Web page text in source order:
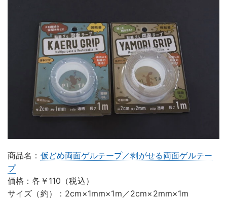
商品名： 仮どめ両面ゲルテープ／剥がせる両面ゲルテー
プ
価格：各￥110（税込）
サイズ（約）：2cm×1mm×1m／2cm×2mm×1m